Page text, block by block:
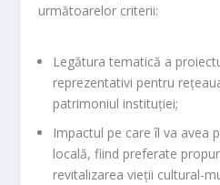
următoarelor criterii:
Legătura tematică a
reprezentativi pentru
patrimoniul instituției;
Impactul pe care îl va avea
locală, fiind preferate
revitalizarea vieții cultural-